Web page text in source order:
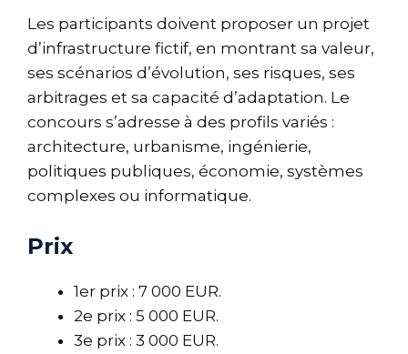
Les participants doivent proposer un projet
d’infrastructure fictif, en montrant sa valeur,
ses scénarios d’évolution, ses risques, ses
arbitrages et sa capacité d’adaptation. Le
concours s’adresse à des profils variés :
architecture, urbanisme, ingénierie,
politiques publiques, économie, systèmes
complexes ou informatique.
Prix
1er prix : 7 000 EUR.
2e prix : 5 000 EUR.
3e prix : 3 000 EUR.